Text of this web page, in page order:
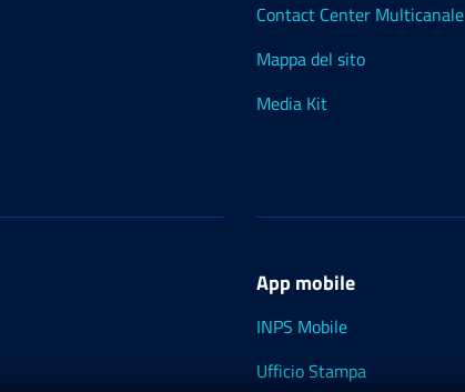
Contact Center Multicanale
Mappa del sito
Media Kit
App mobile
INPS Mobile
Ufficio Stampa